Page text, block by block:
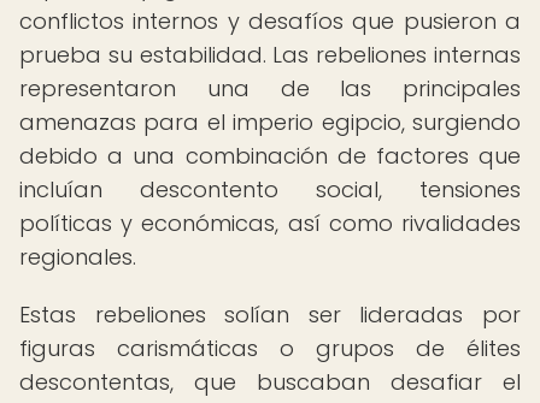
conflictos internos y desafíos que pusieron a
prueba su estabilidad. Las rebeliones internas
representaron una de las principales
amenazas para el imperio egipcio, surgiendo
debido a una combinación de factores que
incluían descontento social, tensiones
políticas y económicas, así como rivalidades
regionales.
Estas rebeliones solían ser lideradas por
figuras carismáticas o grupos de élites
descontentas, que buscaban desafiar el